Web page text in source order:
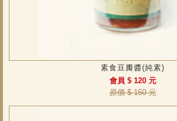
素食豆瓣醬(純素)
會員 $ 120 元
原價 $ 150 元